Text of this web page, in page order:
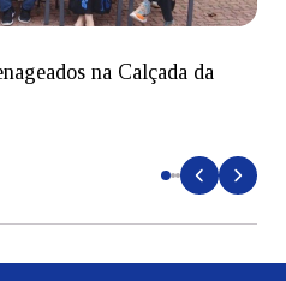
na Calçada da